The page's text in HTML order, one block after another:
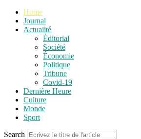
Home
Journal
Actualité
Éditorial
Société
Économie
Politique
Tribune
Covid-19
Dernière Heure
Culture
Monde
Sport
Search